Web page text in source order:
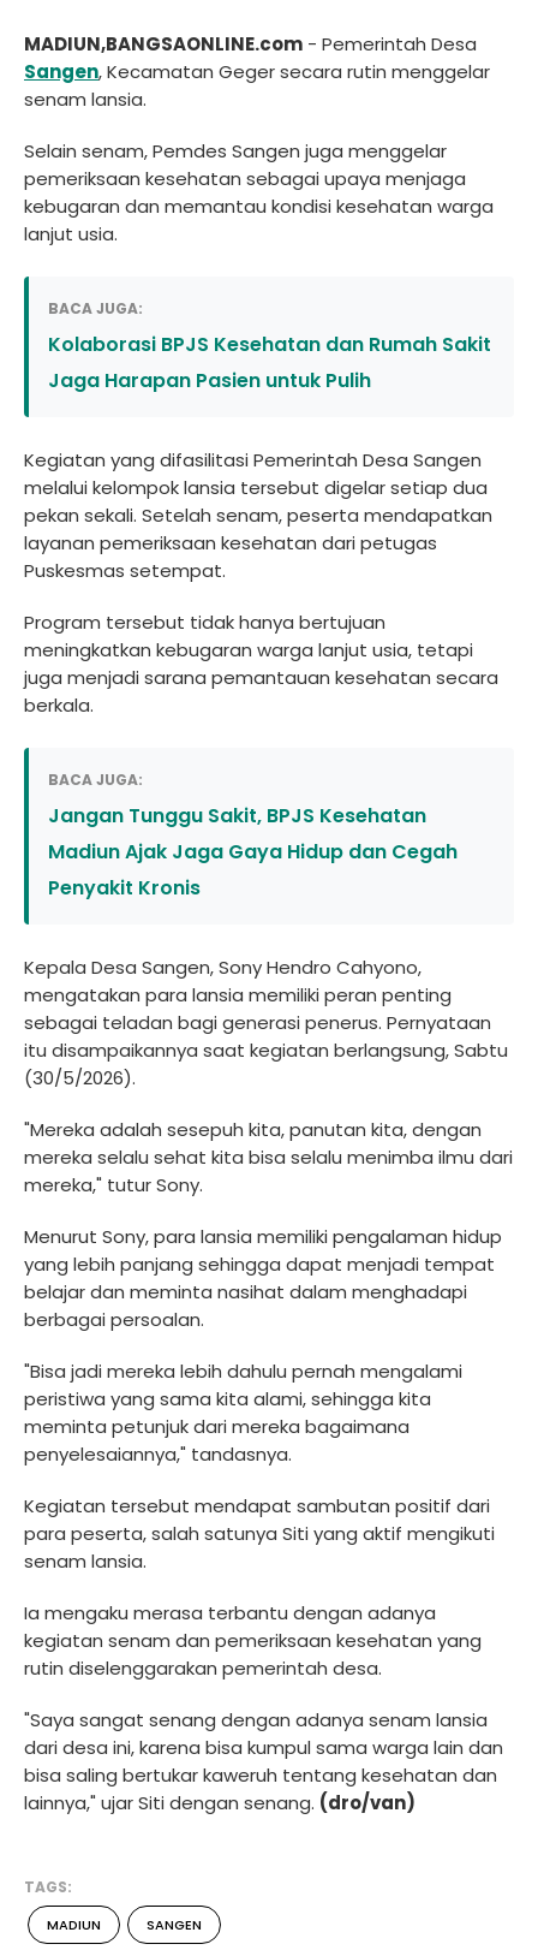
MADIUN,BANGSAONLINE.com - Pemerintah Desa
Sangen, Kecamatan Geger secara rutin menggelar
senam lansia.
Selain senam, Pemdes Sangen juga menggelar
pemeriksaan kesehatan sebagai upaya menjaga
kebugaran dan memantau kondisi kesehatan warga
lanjut usia.
BACA JUGA:
Kolaborasi BPJS Kesehatan dan Rumah Sakit
Jaga Harapan Pasien untuk Pulih
Kegiatan yang difasilitasi Pemerintah Desa Sangen
melalui kelompok lansia tersebut digelar setiap dua
pekan sekali. Setelah senam, peserta mendapatkan
layanan pemeriksaan kesehatan dari petugas
Puskesmas setempat.
Program tersebut tidak hanya bertujuan
meningkatkan kebugaran warga lanjut usia, tetapi
juga menjadi sarana pemantauan kesehatan secara
berkala.
BACA JUGA:
Jangan Tunggu Sakit, BPJS Kesehatan
Madiun Ajak Jaga Gaya Hidup dan Cegah
Penyakit Kronis
Kepala Desa Sangen, Sony Hendro Cahyono,
mengatakan para lansia memiliki peran penting
sebagai teladan bagi generasi penerus. Pernyataan
itu disampaikannya saat kegiatan berlangsung, Sabtu
(30/5/2026).
"Mereka adalah sesepuh kita, panutan kita, dengan
mereka selalu sehat kita bisa selalu menimba ilmu dari
mereka," tutur Sony.
Menurut Sony, para lansia memiliki pengalaman hidup
yang lebih panjang sehingga dapat menjadi tempat
belajar dan meminta nasihat dalam menghadapi
berbagai persoalan.
"Bisa jadi mereka lebih dahulu pernah mengalami
peristiwa yang sama kita alami, sehingga kita
meminta petunjuk dari mereka bagaimana
penyelesaiannya," tandasnya.
Kegiatan tersebut mendapat sambutan positif dari
para peserta, salah satunya Siti yang aktif mengikuti
senam lansia.
Ia mengaku merasa terbantu dengan adanya
kegiatan senam dan pemeriksaan kesehatan yang
rutin diselenggarakan pemerintah desa.
"Saya sangat senang dengan adanya senam lansia
dari desa ini, karena bisa kumpul sama warga lain dan
bisa saling bertukar kaweruh tentang kesehatan dan
lainnya," ujar Siti dengan senang. (dro/van)
TAGS:
MADIUN SANGEN